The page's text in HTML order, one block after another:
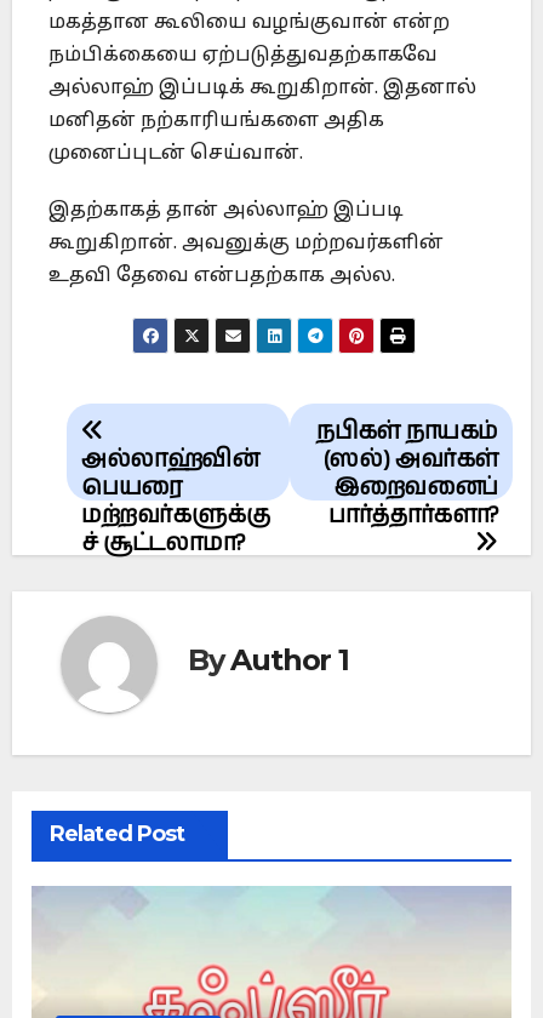
மகத்தான கூலியை வழங்குவான் என்ற
நம்பிக்கையை ஏற்படுத்துவதற்காகவே
அல்லாஹ் இப்படிக் கூறுகிறான். இதனால்
மனிதன் நற்காரியங்களை அதிக
முனைப்புடன் செய்வான்.
இதற்காகத் தான் அல்லாஹ் இப்படி
கூறுகிறான். அவனுக்கு மற்றவர்களின்
உதவி தேவை என்பதற்காக அல்ல.
Post
navigation
நபிகள் நாயகம்
(ஸல்) அவர்கள்
இறைவனைப்
பார்த்தார்களா?
அல்லாஹ்வின்
பெயரை
மற்றவர்களுக்கு
ச் சூட்டலாமா?
ByAuthor 1
Related Post